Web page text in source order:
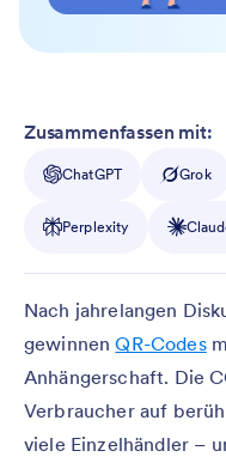
Zusammenfassen mit:
ChatGPT Grok
Perplexity
Nach jahrelangen
gewinnenQR-Codes
Anhängerschaft. Die
Verbraucher auf
viele Einzelhändler –